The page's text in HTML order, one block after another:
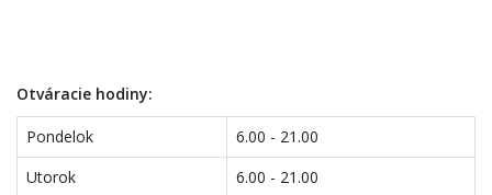
Otváracie hodiny:
Pondelok
6.00 - 21.00
Utorok
6.00 - 21.00